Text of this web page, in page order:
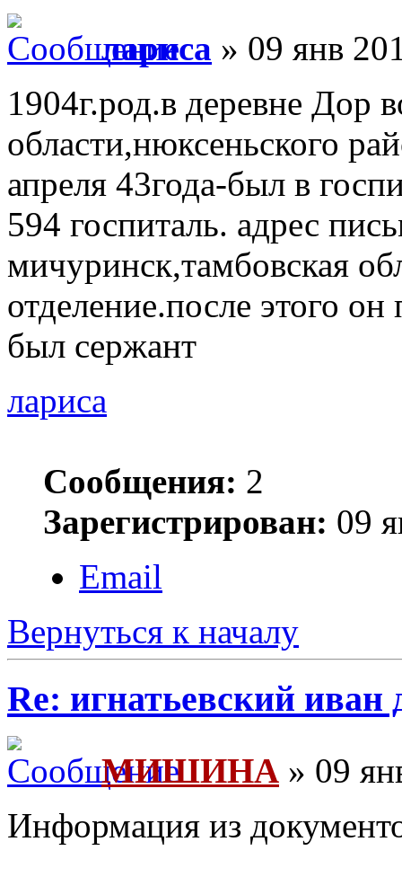
лариса » 09 янв
1904г.род.в деревне Дор
области,нюксеньского
апреля 43года-был в
594 госпиталь. адрес
мичуринск,тамбовская
отделение.после этого он
был сержант
лариса
Сообщения: 2
Зарегистрирован: 09
Email
Вернуться к началу
Re: игнатьевский иван
МИШИНА » 09
Информация из